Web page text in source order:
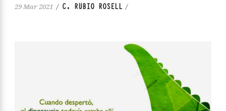
29 Mar 2021 / C. RUBIO ROSELL /